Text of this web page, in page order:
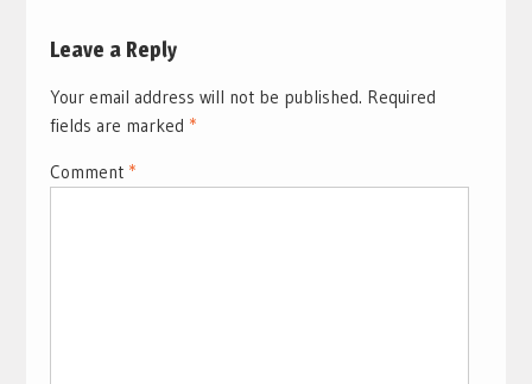
Leave a Reply
Your email address will not be published. Required
fields are marked *
Comment *